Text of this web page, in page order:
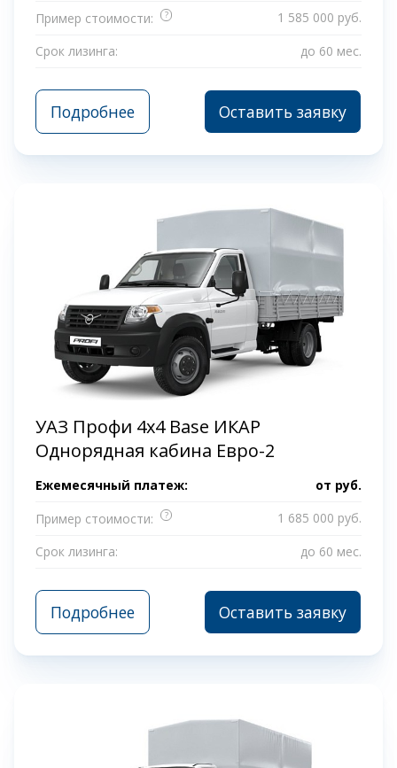
Пример стоимости: ?
1 585 000 руб.
Срок лизинга:
до 60 мес.
Подробнее Оставить заявку
УАЗ Профи 4x4 Base ИКАР
Однорядная кабина Евро-2
Ежемесячный платеж: от руб.
Пример стоимости:
?
1 685 000 руб.
Срок лизинга:
до 60 мес.
Подробнее Оставить заявку